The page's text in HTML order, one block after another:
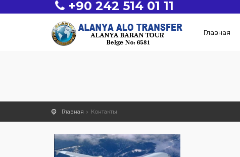
+90 242 514 01 11
Главная
Главная Контакты